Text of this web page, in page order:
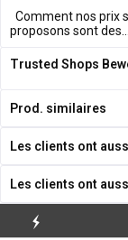
Comment nos prix
proposons sont des...
Trusted Shops
Prod. similaires
Les clients ont
Les clients ont